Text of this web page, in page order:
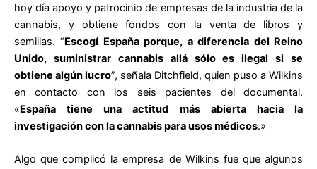
hoy día apoyo y patrocinio de empresas de la industria de la
cannabis, y obtiene fondos con la venta de libros y
semillas. “Escogí España porque, a diferencia del Reino
Unido, suministrar cannabis allá sólo es ilegal si se
obtiene algún lucro”, señala Ditchfield, quien puso a Wilkins
en contacto con los seis pacientes del documental.
«España tiene una actitud más abierta hacia la
investigación con la cannabis para usos médicos.»
Algo que complicó la empresa de Wilkins fue que algunos